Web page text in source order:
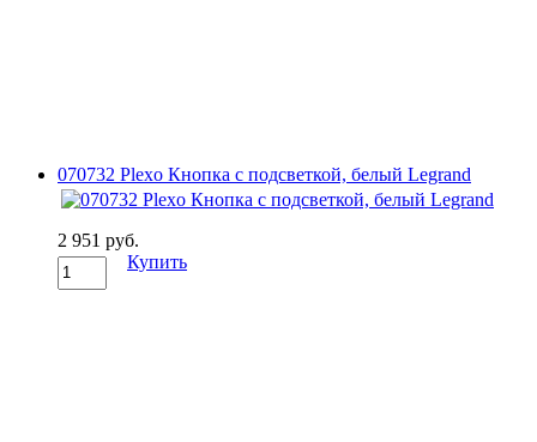
070732 Plexo Кнопка с подсветкой, белый Legrand
2 951 руб.
Купить